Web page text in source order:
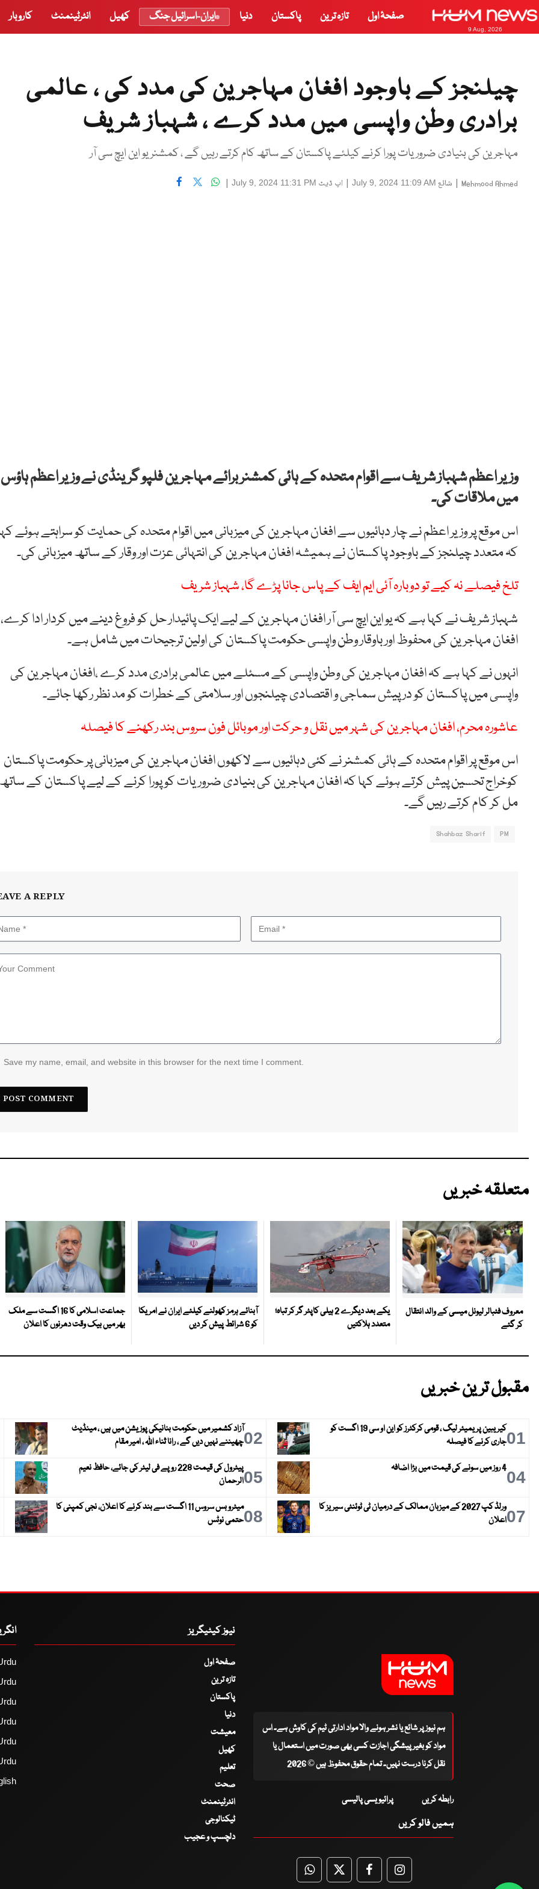
9 Aug, 2026
صفحۂ اول تازہ ترین پاکستان دنیا ایران-اسرائیل جنگ کھیل انٹرٹینمنٹ کاروبار
چیلنجز کے باوجود افغان مہاجرین کی مدد کی ، عالمی
برادری وطن واپسی میں مدد کرے ، شہباز شریف
مہاجرین کی بنیادی ضروریات پورا کرنے کیلئے پاکستان کے ساتھ کام کرتے رہیں گے ، کمشنر یو این ایچ سی آر
Mehmood Ahmed
| شائع July 9, 2024 11:09 AM
| اپ ڈیٹ July 9, 2024 11:31 PM
|
وزیر اعظم شہباز شریف سے اقوام متحدہ کے ہائی کمشنر برائے مہاجرین فلپو گرینڈی نے وزیر اعظم ہاؤس
میں ملاقات کی۔
اس موقع پر وزیر اعظم نے چار دہائیوں سے افغان مہاجرین کی میزبانی میں اقوام متحدہ کی حمایت کو سراہتے ہوئے
کہ متعدد چیلنجز کے باوجود پاکستان نے ہمیشہ افغان مہاجرین کی انتہائی عزت اور وقار کے ساتھ میزبانی کی۔
تلخ فیصلے نہ کیے تو دوبارہ آئی ایم ایف کے پاس جانا پڑے گا، شہباز شریف
شہباز شریف نے کہا ہے کہ یو این ایچ سی آر افغان مہاجرین کے لیے ایک پائیدار حل کو فروغ دینے میں کردار ادا کرے،
افغان مہاجرین کی محفوظ اور باوقار وطن واپسی حکومت پاکستان کی اولین ترجیحات میں شامل ہے۔
انہوں نے کہا ہے کہ افغان مہاجرین کی وطن واپسی کے مسئلے میں عالمی برادری مدد کرے ،افغان مہاجرین کی
واپسی میں پاکستان کو درپیش سماجی و اقتصادی چیلنجوں اور سلامتی کے خطرات کو مد نظر رکھا جائے۔
عاشورہ محرم، افغان مہاجرین کی شہر میں نقل و حرکت اور موبائل فون سروس بند رکھنے کا فیصلہ
اس موقع پر اقوام متحدہ کے ہائی کمشنر نے کئی دہائیوں سے لاکھوں افغان مہاجرین کی میزبانی پر حکومت پاکستان
کوخراج تحسین پیش کرتے ہوئے کہا کہ افغان مہاجرین کی بنیادی ضروریات کو پورا کرنے کے لیے پاکستان کے
مل کر کام کرتے رہیں گے۔
PM
Shahbaz Sharif
A REPLY
Save my name, email, and website in this browser for the next time I comment.
متعلقہ خبریں
معروف فٹبالر لیونل میسی کے والد انتقال
کر گئے
یکے بعد دیگرے 2 ہیلی کاپٹر گر کر تباہ؛
متعدد ہلاکتیں
آبنائے ہرمز کھولنے کیلئے ایران نے امریکا
کو 6 شرائط پیش کر دیں
جماعت اسلامی کا 16 اگست سے ملک
بھر میں بیک وقت دھرنوں کا اعلان
مقبول ترین خبریں
01
کیریبین پریمیئر لیگ ، قومی کرکٹرز کو این او سی 19 اگست کو
جاری کرنے کا فیصلہ
02آزاد کشمیر میں حکومت بنانیکی پوزیشن میں ہیں ، مینڈیٹ
چھیننے نہیں دیں گے ، رانا ثناء اللہ ، امیر مقام
044 روز میں سونے کی قیمت میں بڑا اضافہ 05
پیٹرول کی قیمت 228 روپے فی لیٹر کی جائے، حافظ نعیم
الرحمان
07
ورلڈ کپ 2027 کے میزبان ممالک کے درمیان ٹی ٹوئنٹی سیریز کا
اعلان
08
میٹرو بس سروس 11 اگست سے بند کرنے کا اعلان، نجی کمپنی کا
حتمی نوٹس
ہم نیوز پر شائع یا نشر ہونے والا مواد ادارتی ٹیم کی کاوش ہے۔ اس
مواد کو بغیر پیشگی اجازت کسی بھی صورت میں استعمال یا
نقل کرنا درست نہیں۔ تمام حقوق محفوظ ہیں © 2026
رابطہ کریں پرائیویسی پالیسی
ہمیں فالو کریں
WhatsApp
TwitterFacebookFacebook
نیوز کیٹیگریز
صفحۂ اول
تازہ ترین
پاکستان
دنیا
معیشت
کھیل
تعلیم
صحت
انٹرٹینمنٹ
ٹیکنالوجی
دلچسپ و عجیب